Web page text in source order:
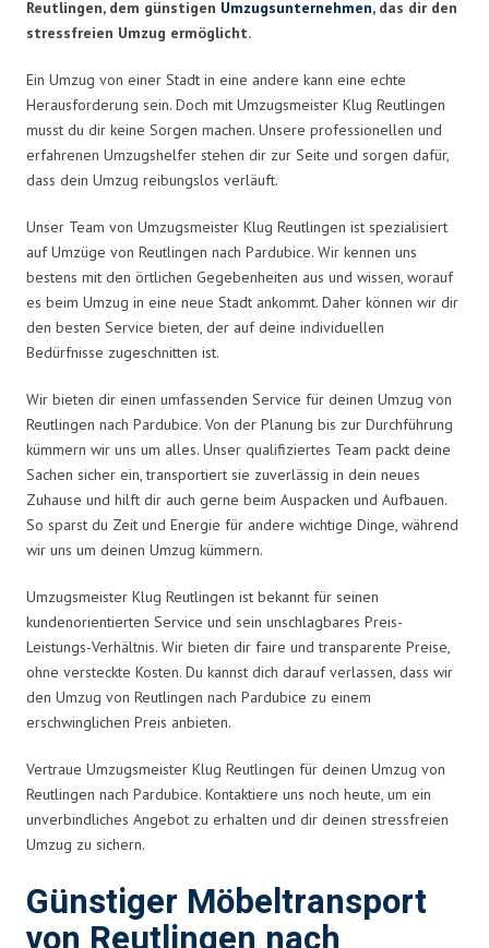
Reutlingen, dem günstigen Umzugsunternehmen, das dir den
stressfreien Umzug ermöglicht.
Ein Umzug von einer Stadt in eine andere kann eine echte
Herausforderung sein. Doch mit Umzugsmeister Klug Reutlingen
musst du dir keine Sorgen machen. Unsere professionellen und
erfahrenen Umzugshelfer stehen dir zur Seite und sorgen dafür,
dass dein Umzug reibungslos verläuft.
Unser Team von Umzugsmeister Klug Reutlingen ist spezialisiert
auf Umzüge von Reutlingen nach Pardubice. Wir kennen uns
bestens mit den örtlichen Gegebenheiten aus und wissen, worauf
es beim Umzug in eine neue Stadt ankommt. Daher können wir dir
den besten Service bieten, der auf deine individuellen
Bedürfnisse zugeschnitten ist.
Wir bieten dir einen umfassenden Service für deinen Umzug von
Reutlingen nach Pardubice. Von der Planung bis zur Durchführung
kümmern wir uns um alles. Unser qualifiziertes Team packt deine
Sachen sicher ein, transportiert sie zuverlässig in dein neues
Zuhause und hilft dir auch gerne beim Auspacken und Aufbauen.
So sparst du Zeit und Energie für andere wichtige Dinge, während
wir uns um deinen Umzug kümmern.
Umzugsmeister Klug Reutlingen ist bekannt für seinen
kundenorientierten Service und sein unschlagbares Preis-
Leistungs-Verhältnis. Wir bieten dir faire und transparente Preise,
ohne versteckte Kosten. Du kannst dich darauf verlassen, dass wir
den Umzug von Reutlingen nach Pardubice zu einem
erschwinglichen Preis anbieten.
Vertraue Umzugsmeister Klug Reutlingen für deinen Umzug von
Reutlingen nach Pardubice. Kontaktiere uns noch heute, um ein
unverbindliches Angebot zu erhalten und dir deinen stressfreien
Umzug zu sichern.
Günstiger Möbeltransport